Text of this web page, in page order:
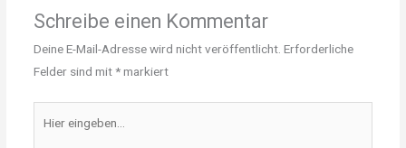
Schreibe einen Kommentar
Deine E-Mail-Adresse wird nicht veröffentlicht. Erforderliche
Felder sind mit*markiert
eingeben…